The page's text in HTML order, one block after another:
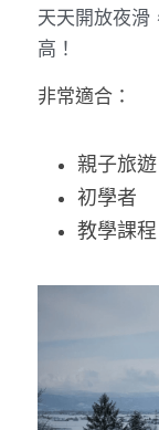
天天開放夜滑
高！
非常適合：
親子旅遊
初學者
教學課程